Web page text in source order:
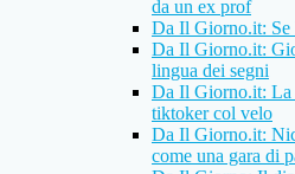
da un ex prof
Da Il Giorno.it: Se
Da Il Giorno.it:
lingua dei segni
Da Il Giorno.it:
tiktoker col velo
Da Il Giorno.it:
come una gara di